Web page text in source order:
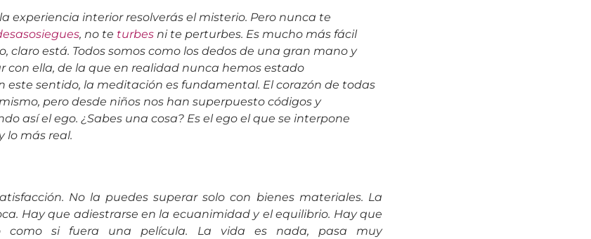
experiencia interior resolverás el misterio. Pero nunca te
, no te turbes ni te perturbes. Es mucho más fácil
claro está. Todos somos como los dedos de una gran mano y
con ella, de la que en realidad nunca hemos estado
este sentido, la meditación es fundamental. El corazón de todas
pero desde niños nos han superpuesto códigos y
así el ego. ¿Sabes una cosa? Es el ego el que se interpone
lo más real.
No la puedes superar solo con bienes materiales. La
Hay que adiestrarse en la ecuanimidad y el equilibrio. Hay que
como si fuera una película. La vida es nada, pasa muy